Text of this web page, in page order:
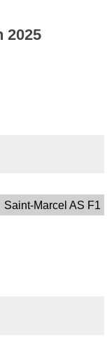
2025
Saint-Marcel AS F1